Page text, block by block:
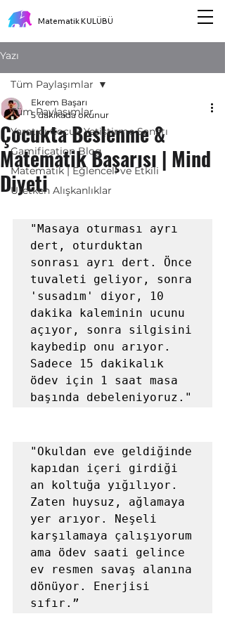
Matematik KULÜBÜ
Yazı
Tüm Paylaşımlar
Yaratıcı Çocuk Yetiştirme Sanatı
Gamification Blog
Matematik | Eğlenceli ve Etkili
Üretken Alışkanlıklar
Tüm Paylaşımlar
Çocukta Beslenme &
Matematik Başarısı | Mind
Diyeti
Ekrem Başarı
5 dakikada okunur
"Masaya oturması ayrı
dert, oturduktan
sonrası ayrı dert. Önce
tuvaleti geliyor, sonra
'susadım' diyor, 10
dakika kaleminin ucunu
açıyor, sonra silgisini
kaybedip onu arıyor.
Sadece 15 dakikalık
ödev için 1 saat masa
başında debeleniyoruz."
"Okuldan eve geldiğinde
kapıdan içeri girdiği
an koltuğa yığılıyor.
Zaten huysuz, ağlamaya
yer arıyor. Neşeli
karşılamaya çalışıyorum
ama ödev saati gelince
ev resmen savaş alanına
dönüyor. Enerjisi
sıfır.”